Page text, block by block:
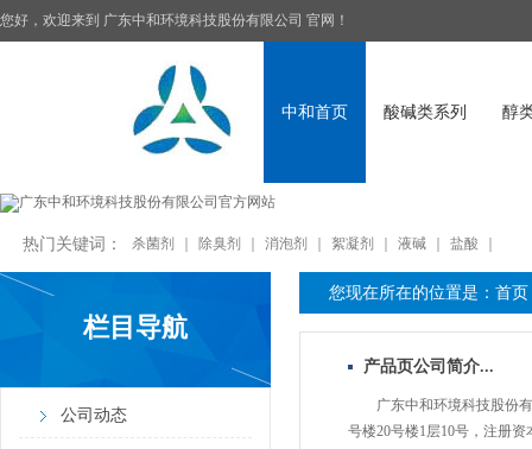
您好，欢迎来到 广东中和环境科技股份有限公司 官网！
中和首页 酸碱类系列 醇
热门关键词： 杀菌剂 除臭剂 消泡剂 絮凝剂 液碱 盐酸
栏目导航
公司动态
您现在所在的位置是： 首页
产品页公司简介...
广东中和环境科技股份
号楼20号楼1层10号，注册